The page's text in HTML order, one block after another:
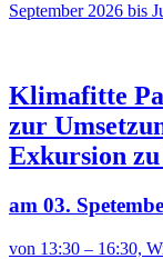
September 2026 bis
Klimafitte
zur
Exkursion
am 03.
von 13:30 – 16:30,